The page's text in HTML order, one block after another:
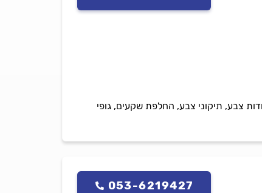
צבע, תיקוני צבע, החלפת שקעים, גופי
053-6219427